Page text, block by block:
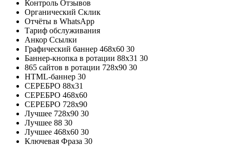
Контроль Отзывов
Органический Склик
Отчёты в WhatsApp
Тариф обслуживания
Анкор Ссылки
Графический баннер 468x60 30
Баннер-кнопка в ротации 88х31 30
865 сайтов в ротации 728х90 30
HTML-баннер 30
СЕРЕБРО 88х31
СЕРЕБРО 468х60
СЕРЕБРО 728х90
Лучшее 728х90 30
Лучшее 88 30
Лучшее 468х60 30
Ключевая Фраза 30